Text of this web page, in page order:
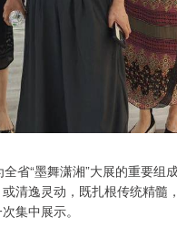
省“墨舞潇湘”大展的重要组
清逸灵动，既扎根传统精
集中展示。